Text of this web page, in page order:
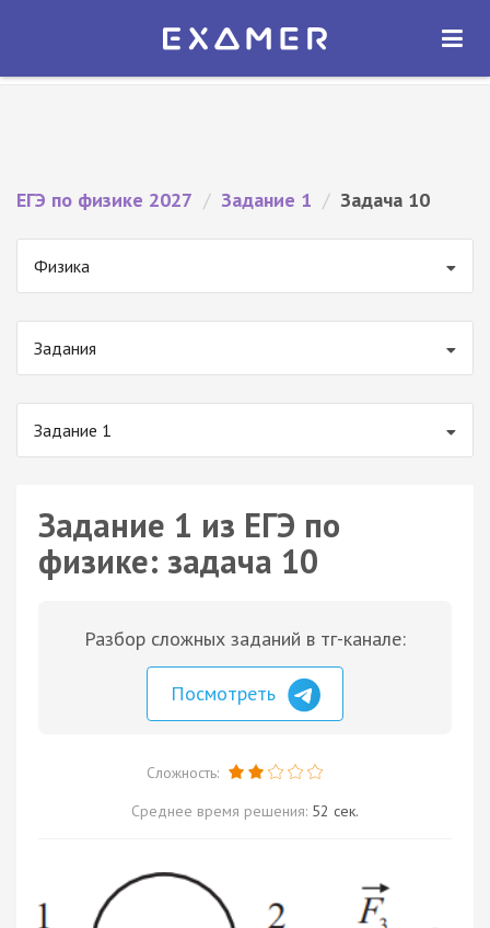
Экзамер — ЕГЭ 2027
ОТКРЫТЬ
ЕГЭ по физике 2027 / Задание 1 / Задача 10
Физика
Задания
Задание 1
Задание 1 из ЕГЭ по
физике: задача 10
Разбор сложных заданий в тг-канале:
Посмотреть
Сложность:
Среднее время решения: 52 сек.